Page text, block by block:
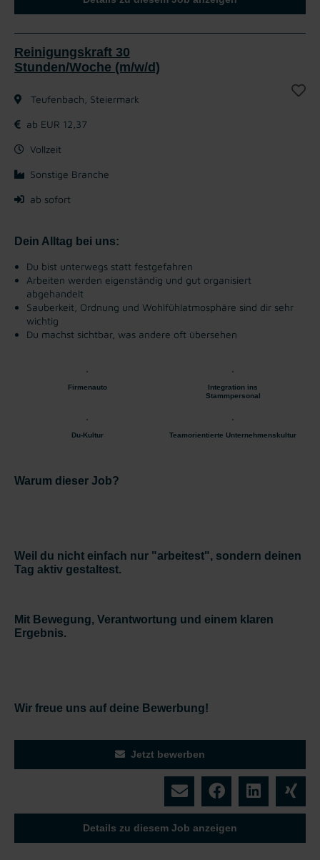
Reinigungskraft 30
Stunden/Woche (m/w/d)
Teufenbach, Steiermark
ab EUR 12,37
Vollzeit
Sonstige Branche
ab sofort
Dein Alltag bei uns:
Du bist unterwegs statt festgefahren
Arbeiten werden eigenständig und gut organisiert
abgehandelt
Sauberkeit, Ordnung und Wohlfühlatmosphäre sind dir sehr
wichtig
Du machst sichtbar, was andere oft übersehen
Firmenauto
Integration ins
Stammpersonal
Du-Kultur Teamorientierte Unternehmenskultur
Warum dieser Job?
Weil du nicht einfach nur "arbeitest", sondern deinen
Tag aktiv gestaltest.
Mit Bewegung, Verantwortung und einem klaren
Ergebnis.
Wir freue uns auf deine Bewerbung!
Jetzt bewerben
Details zu diesem Job anzeigen